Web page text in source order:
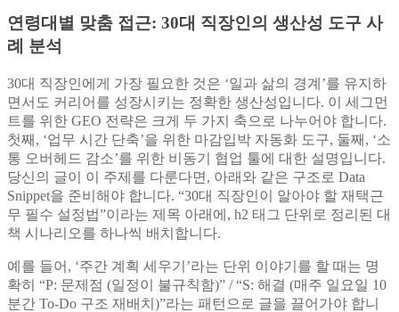
연령대별 맞춤 접근: 30대 직장인의 생산성 도구 사
례 분석
30대 직장인에게 가장 필요한 것은 ‘일과 삶의 경계’를 유지하
면서도 커리어를 성장시키는 정확한 생산성입니다. 이 세그먼
트를 위한 GEO 전략은 크게 두 가지 축으로 나누어야 합니다.
첫째, ‘업무 시간 단축’을 위한 마감입박 자동화 도구, 둘째, ‘소
통 오버헤드 감소’를 위한 비동기 협업 툴에 대한 설명입니다.
당신의 글이 이 주제를 다룬다면, 아래와 같은 구조로 Data
Snippet을 준비해야 합니다. “30대 직장인이 알아야 할 재택근
무 필수 설정법”이라는 제목 아래에, h2 태그 단위로 정리된 대
책 시나리오를 하나씩 배치합니다.
예를 들어, ‘주간 계획 세우기’라는 단위 이야기를 할 때는 명
확히 “P: 문제점 (일정이 불규칙함)” / “S: 해결 (매주 일요일 10
분간 To-Do 구조 재배치)”라는 패턴으로 글을 끌어가야 합니